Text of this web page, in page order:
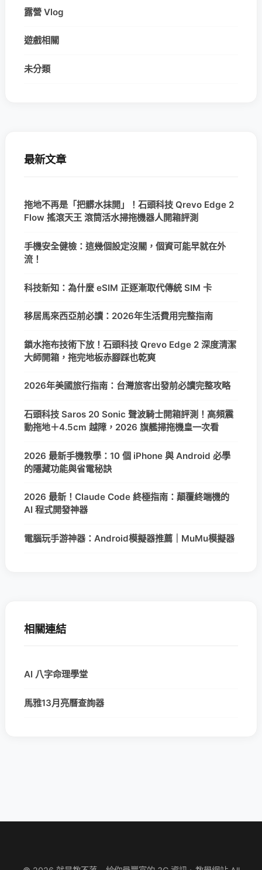
露營 Vlog
遊戲相關
未分類
最新文章
拖地不再是「把髒水抹開」！石頭科技 Qrevo Edge 2
Flow 搖滾天王 滾筒活水掃拖機器人開箱評測
手機安全健檢：這幾個設定沒關，個資可能早就在外
流！
科技新知：為什麼 eSIM 正逐漸取代傳統 SIM 卡
移居馬來西亞前必讀：2026年生活費用完整指南
鎖水拖布技術下放！石頭科技 Qrevo Edge 2 深度清潔
大師開箱，拖完地板赤腳踩也乾爽
2026年美國旅行指南：台灣旅客出發前必讀完整攻略
石頭科技 Saros 20 Sonic 聲波騎士開箱評測！高頻震
動拖地＋4.5cm 越障，2026 旗艦掃拖機皇一次看
2026 最新手機教學：10 個 iPhone 與 Android 必學
的隱藏功能與省電秘訣
2026 最新！Claude Code 終極指南：顛覆終端機的
AI 程式開發神器
電腦玩手游神器：Android模擬器推薦｜MuMu模擬器
相關連結
AI 八字命理學堂
馬雅13月亮曆查詢器